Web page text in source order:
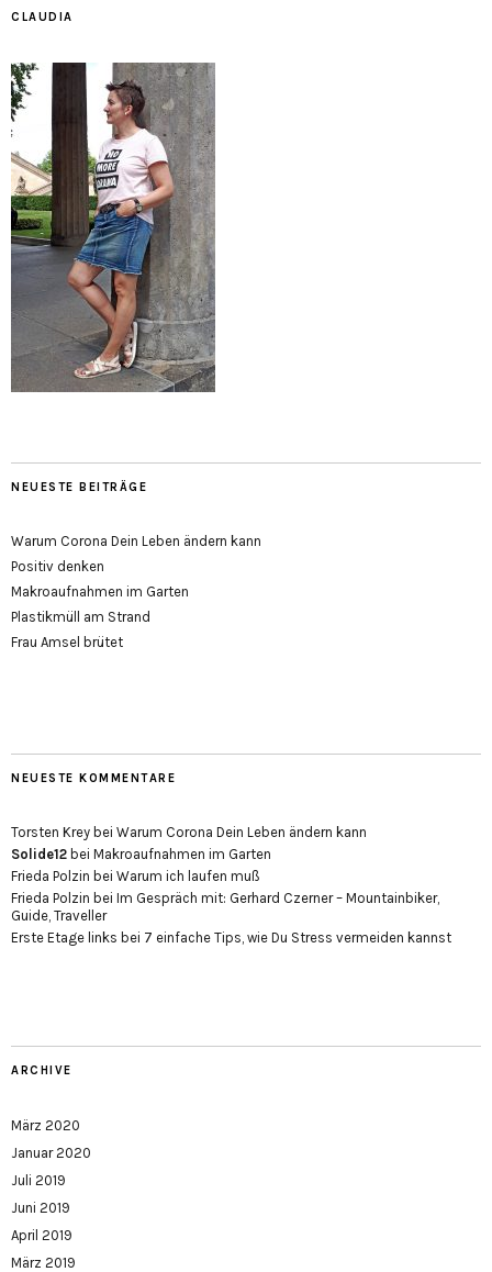
CLAUDIA
NEUESTE BEITRÄGE
Warum Corona Dein Leben ändern kann
Positiv denken
Makroaufnahmen im Garten
Plastikmüll am Strand
Frau Amsel brütet
NEUESTE KOMMENTARE
Torsten Krey bei Warum Corona Dein Leben ändern kann
Solide12 bei Makroaufnahmen im Garten
Frieda Polzin bei Warum ich laufen muß
Frieda Polzin bei Im Gespräch mit: Gerhard Czerner – Mountainbiker,
Guide, Traveller
Erste Etage links bei 7 einfache Tips, wie Du Stress vermeiden kannst
ARCHIVE
März 2020
Januar 2020
Juli 2019
Juni 2019
April 2019
März 2019